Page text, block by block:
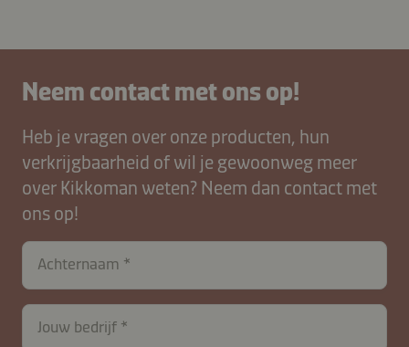
Neem contact met ons op!
Heb je vragen over onze producten, hun
verkrijgbaarheid of wil je gewoonweg meer
over Kikkoman weten? Neem dan contact met
ons op!
contactNL-
B2B-
26615-
VtCjuqNJiw0k7eFZ4zMoUPhS2
Achternaam
Jouw bedrijf